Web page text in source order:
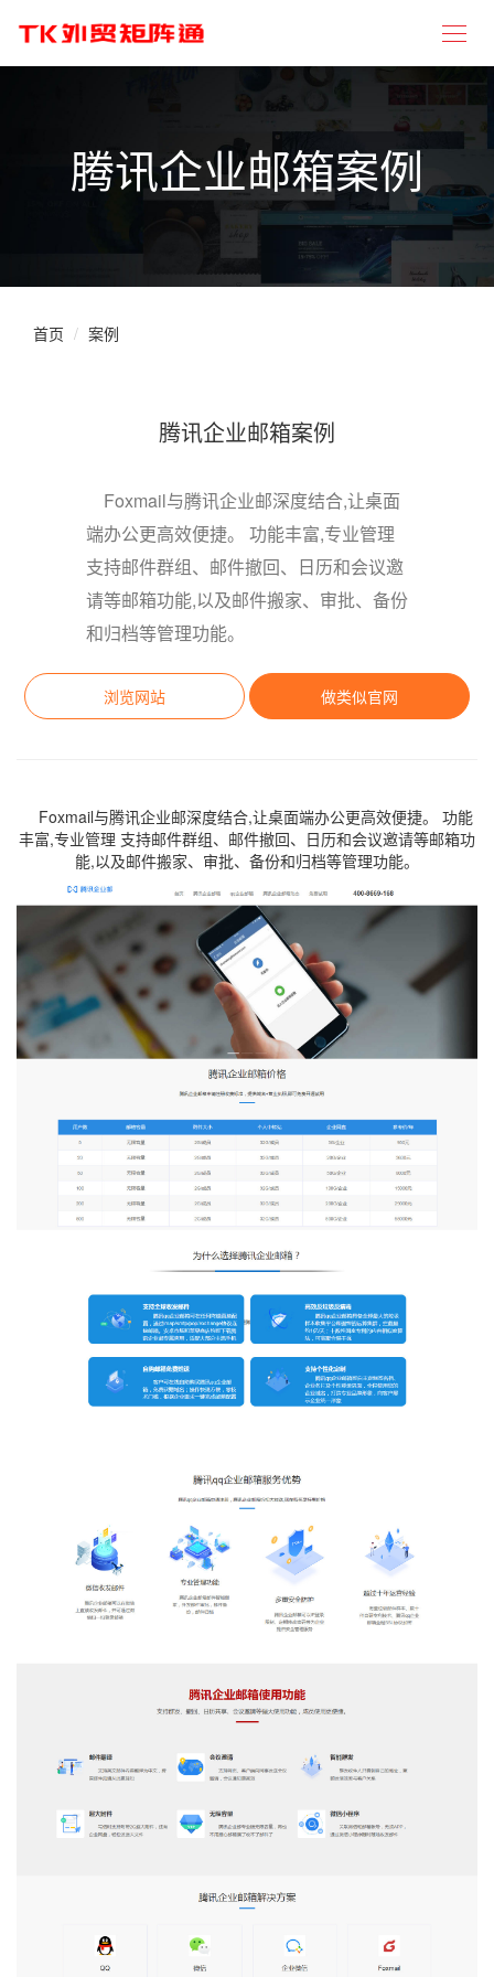
腾讯企业邮箱案例
首页 案例
腾讯企业邮箱案例
Foxmail与腾讯企业邮深度结合,让桌面
端办公更高效便捷。 功能丰富,专业管理
支持邮件群组、邮件撤回、日历和会议邀
请等邮箱功能,以及邮件搬家、审批、备份
和归档等管理功能。
浏览网站 做类似官网
Foxmail与腾讯企业邮深度结合,让桌面端办公更高效便捷。 功能
丰富,专业管理 支持邮件群组、邮件撤回、日历和会议邀请等邮箱功
能,以及邮件搬家、审批、备份和归档等管理功能。